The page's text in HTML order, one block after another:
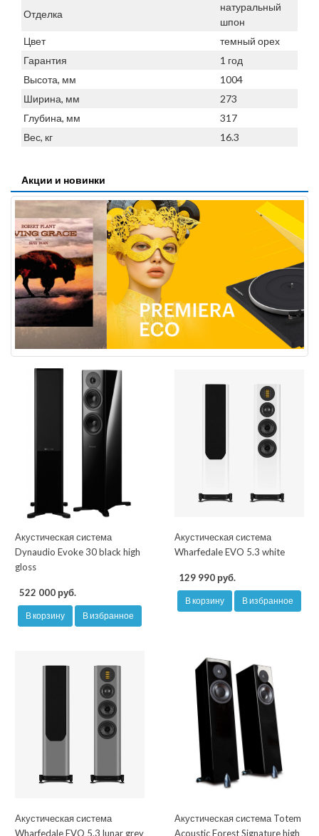
Отделка
натуральный
шпон
Цвет
темный орех
Гарантия
1 год
Высота, мм
1004
Ширина, мм
273
Глубина, мм
317
Вес, кг
16.3
Акции и новинки
Акустическая система
Dynaudio Evoke 30 black high
gloss
522 000 руб.
В корзину В избранное
Акустическая система
Wharfedale EVO 5.3 white
129 990 руб.
В корзину В избранное
Акустическая система
Wharfedale EVO 5.3 lunar grey
Акустическая система Totem
Acoustic Forest Signature high